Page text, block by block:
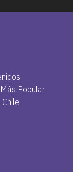
Popular